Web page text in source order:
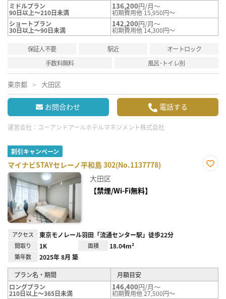
ミドルプラン
90日以上～210日未満
136,200円/月～
初期費用他 15,950円～
ショートプラン
30日以上～90日未満
142,200円/月～
初期費用他 14,300円～
保証人不要 駅近
オートロック
手数料無料
風呂･トイレ別
東京都 大田区
お問合わせ 電話する
運営会社： ユーアンドアールホテルマネジメント株式会社
割引キャンペーン
マイナビSTAYセレーノ平和島 302(No.1137778)
大田区
【禁煙/Wi-Fi無料】
アクセス 東京モノレール羽田「流通センター駅」徒歩22分
間取り 1K 面積 18.04m²
築年数 2025年 8月 築
プラン名・期間
月額目安
ロングプラン
210日以上～365日未満
146,400円/月～
初期費用他 27,500円～